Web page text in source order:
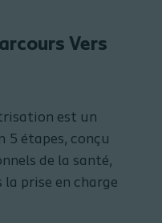
Vers
est un
5 étapes, conçu
de la santé,
la prise en charge